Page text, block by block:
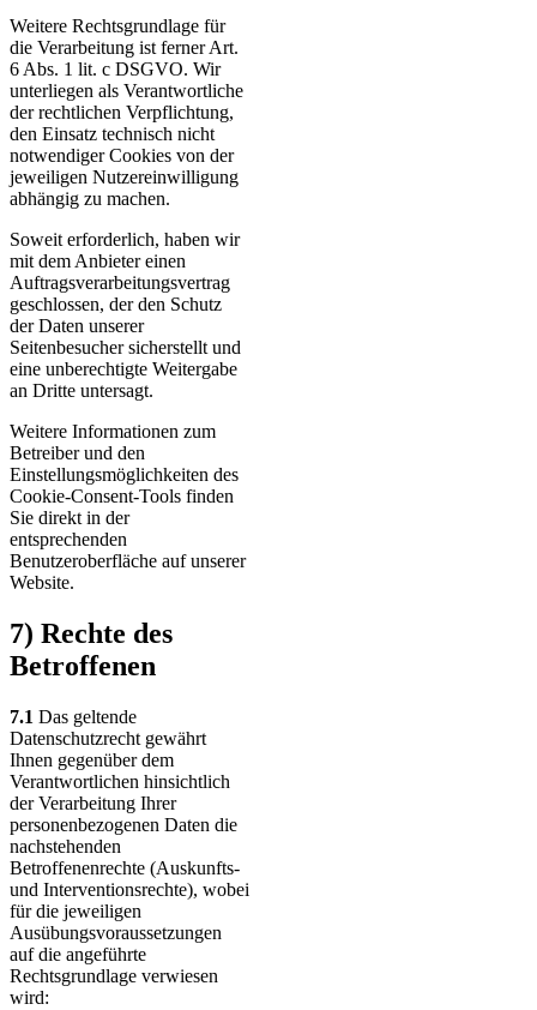
Weitere Rechtsgrundlage für
die Verarbeitung ist ferner Art.
6 Abs. 1 lit. c DSGVO. Wir
unterliegen als Verantwortliche
der rechtlichen Verpflichtung,
den Einsatz technisch nicht
notwendiger Cookies von der
jeweiligen Nutzereinwilligung
abhängig zu machen.
Soweit erforderlich, haben wir
mit dem Anbieter einen
Auftragsverarbeitungsvertrag
geschlossen, der den Schutz
der Daten unserer
Seitenbesucher sicherstellt und
eine unberechtigte Weitergabe
an Dritte untersagt.
Weitere Informationen zum
Betreiber und den
Einstellungsmöglichkeiten des
Cookie-Consent-Tools finden
Sie direkt in der
entsprechenden
Benutzeroberfläche auf unserer
Website.
7) Rechte des
Betroffenen
7.1 Das geltende
Datenschutzrecht gewährt
Ihnen gegenüber dem
Verantwortlichen hinsichtlich
der Verarbeitung Ihrer
personenbezogenen Daten die
nachstehenden
Betroffenenrechte (Auskunfts-
und Interventionsrechte), wobei
für die jeweiligen
Ausübungsvoraussetzungen
auf die angeführte
Rechtsgrundlage verwiesen
wird: